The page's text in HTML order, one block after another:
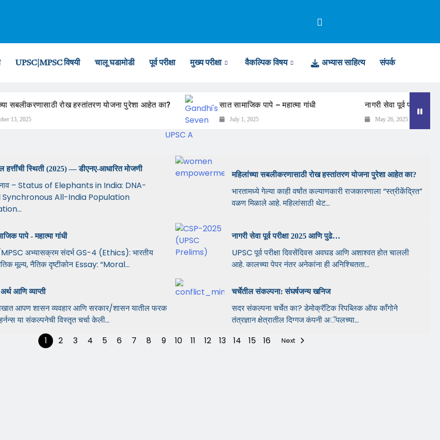
UPSC|MPSC विषयी चालू घडामोडी पूर्व परीक्षा मुख्य परीक्षा वैकल्पिक विषय अभ्यास साहित्य संपर्क
सबलीकरणासाठी रोख हस्तांतरण योजना पुरेशा आहेत का?
2025
सात सामाजिक पापे – महात्मा गांधी
July 1, 2025
नागरी सेवा पूर्व परीक्षा 2025
May 26, 2025
हत्तींची स्थिती (2025) — डीएनए-आधारित मोजणी
– Status of Elephants in India: DNA-
Synchronous All-India Population
महिलांच्या सबलीकरणासाठी रोख हस्तांतरण योजना पुरेशा आहेत का?
भारतामध्ये गेल्या काही वर्षांत कल्याणकारी राजकारणाला “स्त्रीकेंद्रित”
वळण मिळाले आहे. महिलांसाठी थेट...
पापे - महात्मा गांधी
अभ्यासक्रम संदर्भ GS-4 (Ethics): भारतीय
मूल्य, नैतिक दृष्टीकोन Essay: “Moral...
नागरी सेवा पूर्व परीक्षा 2025 आणि पुढे…
UPSC पूर्व परीक्षा दिवसेंदिवस अवघड आणि अशाश्वत होत चालली
आहे. कालच्या पेपर नंतर अनेकांना ही अनिश्चितता...
आणि व्याप्ती
आपण शासन व्यवहार आणि सरकार/शासन यातील फरक
या संकल्पनेची विस्तृत चर्चा केली...
चर्चेतील संकल्पना: संघर्षजन्य खनिज
सदर संकल्पना चर्चेत का? डेमोक्रॅटिक रिपब्लिक ऑफ काँगोने
तंत्रज्ञान क्षेत्रातील दिग्गज कंपनी अॅपलच्या...
1
2 3 4 5 6 7 8 9 10 11 12 13 14 15 16 Next